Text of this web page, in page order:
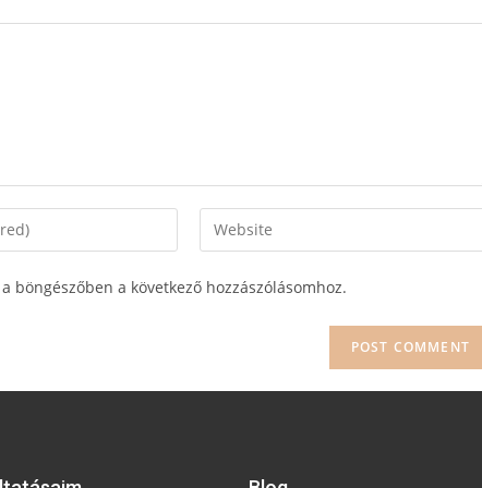
böngészőben a következő hozzászólásomhoz.